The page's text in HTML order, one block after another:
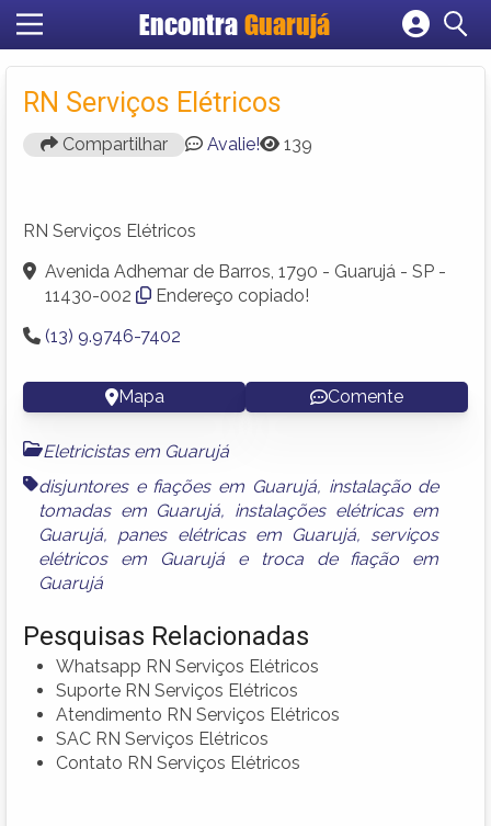
Encontra Guarujá
Cadastrar empresa
Criar conta
RN Serviços Elétricos
Compartilhar Avalie! 139
RN Serviços Elétricos
Avenida Adhemar de Barros, 1790 - Guarujá - SP -
11430-002
Endereço copiado!
(13) 9.9746-7402
Mapa Comente
Eletricistas em Guarujá
disjuntores e fiações em Guarujá, instalação de
tomadas em Guarujá, instalações elétricas em
Guarujá, panes elétricas em Guarujá, serviços
elétricos em Guarujáe
troca de fiação em
Guarujá
Pesquisas Relacionadas
Whatsapp RN Serviços Elétricos
Suporte RN Serviços Elétricos
Atendimento RN Serviços Elétricos
SAC RN Serviços Elétricos
Contato RN Serviços Elétricos